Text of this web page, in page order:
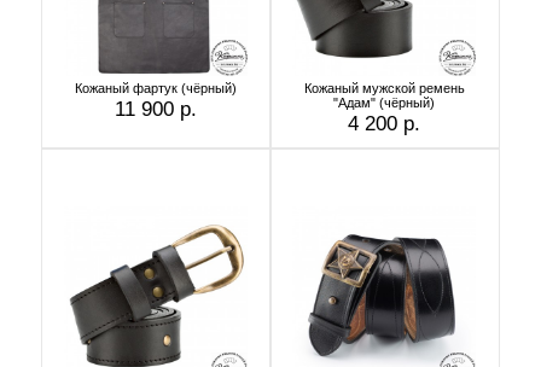
Кожаный фартук (чёрный)
11 900 р.
Кожаный мужской ремень
"Адам" (чёрный)
4 200 р.